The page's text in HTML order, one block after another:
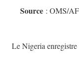
Source : OMS/
Le Nigeria